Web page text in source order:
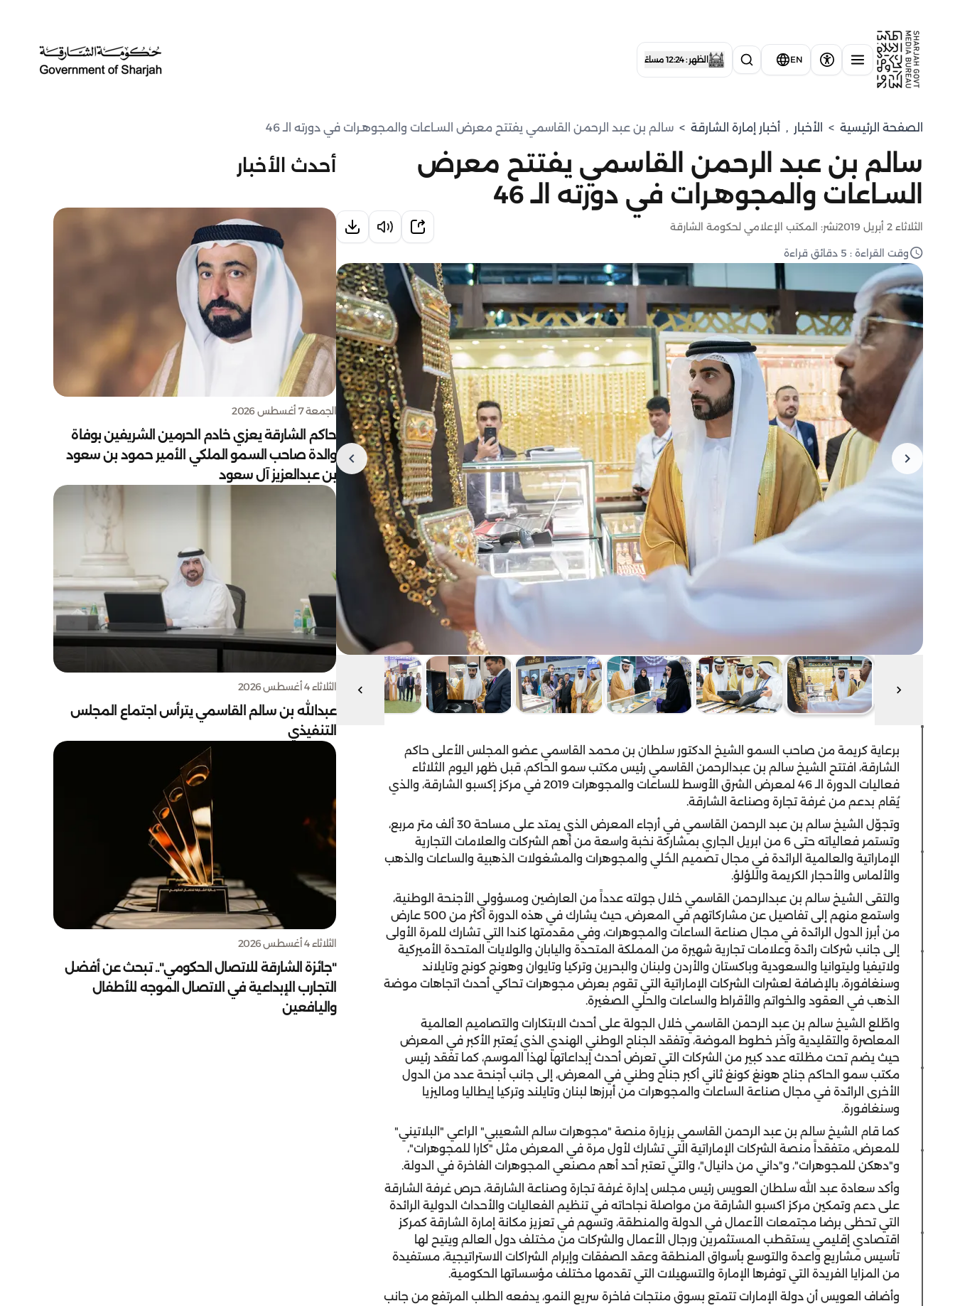
EN الظهر : 12:24 مساءً
الصفحة الرئيسية > الأخبار , أخبار إمارة الشارقة > سالم بن عبد الرحمن القاسمي يفتتح معرض السـاعات والمجوهـرات في دورته الـ 46
سالم بن عبد الرحمن القاسمي يفتتح معرض
السـاعات والمجوهـرات في دورته الـ 46
الثلاثاء 2 أبريل 2019 نشر: المكتب الإعلامي لحكومة الشارقة
وقت القراءة : 5 دقائق قراءة
برعاية كريمة من صاحب السمو الشيخ الدكتور سلطان بن محمد القاسمي عضو المجلس الأعلى حاكم
الشارقة، افتتح الشيخ سالم بن عبدالرحمن القاسمي رئيس مكتب سمو الحاكم، قبل ظهر اليوم الثلاثاء
فعاليات الدورة الـ 46 لمعرض الشرق الأوسط للساعات والمجوهرات 2019 في مركز إكسبو الشارقة، والذي
يُقام بدعم من غرفة تجارة وصناعة الشارقة.
وتجوّل الشيخ سالم بن عبد الرحمن القاسمي في أرجاء المعرض الذي يمتد على مساحة 30 ألف متر مربع،
وتستمر فعالياته حتى 6 من ابريل الجاري بمشاركة نخبة واسعة من أهم الشركات والعلامات التجارية
الإماراتية والعالمية الرائدة في مجال تصميم الحُلي والمجوهرات والمشغولات الذهبية والساعات والذهب
والألماس والأحجار الكريمة واللؤلؤ.
والتقى الشيخ سالم بن عبدالرحمن القاسمي خلال جولته عدداً من العارضين ومسؤولي الأجنحة الوطنية،
واستمع منهم إلى تفاصيل عن مشاركاتهم في المعرض، حيث يشارك في هذه الدورة أكثر من 500 عارض
من أبرز الدول الرائدة في مجال صناعة الساعات والمجوهرات، وفي مقدمتها كندا التي تشارك للمرة الأولى
إلى جانب شركات رائدة وعلامات تجارية شهيرة من المملكة المتحدة واليابان والولايات المتحدة الأميركية
ولاتيفيا وليتوانيا والسعودية وباكستان والأردن ولبنان والبحرين وتركيا وتايوان وهونج كونج وتايلاند
وسنغافورة، بالإضافة لعشرات الشركات الإماراتية التي تقوم بعرض مجوهرات تحاكي أحدث اتجاهات موضة
الذهب في العقود والخواتم والأقراط والساعات والحلي الصغيرة.
واطّلع الشيخ سالم بن عبد الرحمن القاسمي خلال الجولة على أحدث الابتكارات والتصاميم العالمية
المعاصرة والتقليدية وآخر خطوط الموضة، وتفقد الجناح الوطني الهندي الذي يُعتبر الأكبر في المعرض
حيث يضم تحت مظلته عدد كبير من الشركات التي تعرض أحدث إبداعاتها لهذا الموسم، كما تفقد رئيس
مكتب سمو الحاكم جناح هونغ كونغ ثاني أكبر جناح وطني في المعرض، إلى جانب أجنحة عدد من الدول
الأخرى الرائدة في مجال صناعة الساعات والمجوهرات من أبرزها لبنان وتايلند وتركيا إيطاليا وماليزيا
وسنغافورة.
كما قام الشيخ سالم بن عبد الرحمن القاسمي بزيارة منصة "مجوهرات سالم الشعيبي" الراعي "البلاتيني"
للمعرض، متفقداً منصة الشركات الإماراتية التي تشارك لأول مرة في المعرض مثل "كارا للمجوهرات"،
و"دهكن للمجوهرات"، و"داني من دانيال"، والتي تعتبر أحد أهم مصنعي المجوهرات الفاخرة في الدولة.
وأكد سعادة عبد الله سلطان العويس رئيس مجلس إدارة غرفة تجارة وصناعة الشارقة، حرص غرفة الشارقة
على دعم وتمكين مركز اكسبو الشارقة من مواصلة نجاحاته في تنظيم الفعاليات والأحداث الدولية الرائدة
التي تحظى برضا مجتمعات الأعمال في الدولة والمنطقة، وتسهم في تعزيز مكانة إمارة الشارقة كمركز
اقتصادي إقليمي يستقطب المستثمرين ورجال الأعمال والشركات من مختلف دول العالم ويتيح لها
تأسيس مشاريع واعدة والتوسع بأسواق المنطقة وعقد الصفقات وإبرام الشراكات الاستراتيجية، مستفيدة
من المزايا الفريدة التي توفرها الإمارة والتسهيلات التي تقدمها مختلف مؤسساتها الحكومية.
وأضاف العويس أن دولة الإمارات تتمتع بسوق منتجات فاخرة سريع النمو، يدفعه الطلب المرتفع من جانب
أحدث الأخبار
الجمعة 7 أغسطس 2026
حاكم الشارقة يعزي خادم الحرمين الشريفين بوفاة
والدة صاحب السمو الملكي الأمير حمود بن سعود
بن عبدالعزيز آل سعود
الثلاثاء 4 أغسطس 2026
عبدالله بن سالم القاسمي يترأس اجتماع المجلس
التنفيذي
الثلاثاء 4 أغسطس 2026
"جائزة الشارقة للاتصال الحكومي".. تبحث عن أفضل
التجارب الإبداعية في الاتصال الموجه للأطفال
واليافعين